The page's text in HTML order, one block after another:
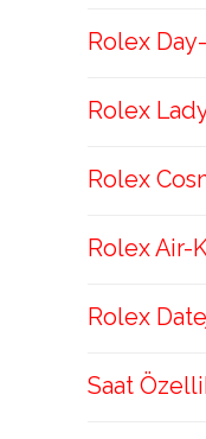
Rolex
Rolex
Rolex
Rolex Air-
Rolex
Saat